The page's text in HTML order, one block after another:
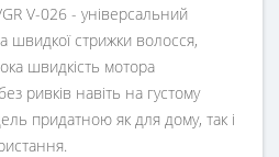
V-026 - універсальний
швидкої стрижки волосся,
швидкість мотора
ривків навіть на густому
придатною як для дому, так і